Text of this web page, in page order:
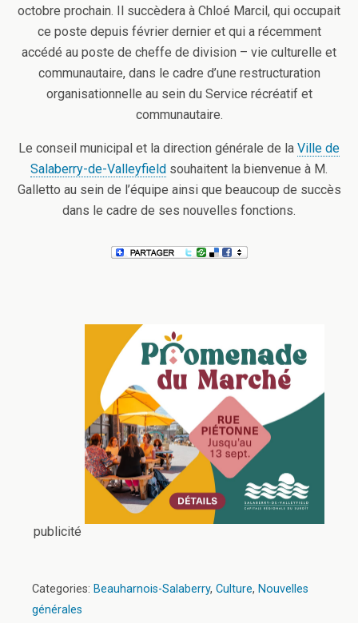
octobre prochain. Il succèdera à Chloé Marcil, qui occupait
ce poste depuis février dernier et qui a récemment
accédé au poste de cheffe de division – vie culturelle et
communautaire, dans le cadre d’une restructuration
organisationnelle au sein du Service récréatif et
communautaire.
Le conseil municipal et la direction générale de la Ville de
Salaberry-de-Valleyfield souhaitent la bienvenue à M.
Galletto au sein de l’équipe ainsi que beaucoup de succès
dans le cadre de ses nouvelles fonctions.
publicité
Categories: Beauharnois-Salaberry, Culture, Nouvelles
générales